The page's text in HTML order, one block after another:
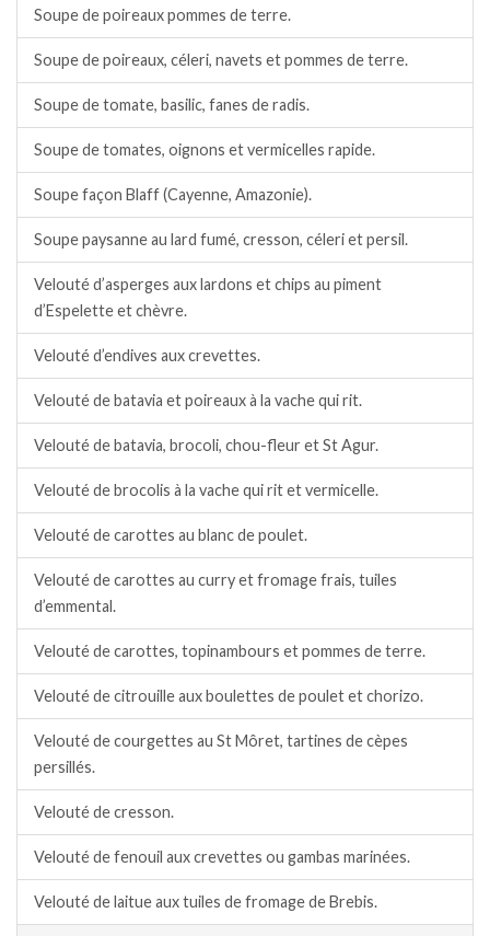
Soupe de poireaux pommes de terre.
Soupe de poireaux, céleri, navets et pommes de terre.
Soupe de tomate, basilic, fanes de radis.
Soupe de tomates, oignons et vermicelles rapide.
Soupe façon Blaff (Cayenne, Amazonie).
Soupe paysanne au lard fumé, cresson, céleri et persil.
Velouté d’asperges aux lardons et chips au piment
d’Espelette et chèvre.
Velouté d’endives aux crevettes.
Velouté de batavia et poireaux à la vache qui rit.
Velouté de batavia, brocoli, chou-fleur et St Agur.
Velouté de brocolis à la vache qui rit et vermicelle.
Velouté de carottes au blanc de poulet.
Velouté de carottes au curry et fromage frais, tuiles
d’emmental.
Velouté de carottes, topinambours et pommes de terre.
Velouté de citrouille aux boulettes de poulet et chorizo.
Velouté de courgettes au St Môret, tartines de cèpes
persillés.
Velouté de cresson.
Velouté de fenouil aux crevettes ou gambas marinées.
Velouté de laitue aux tuiles de fromage de Brebis.